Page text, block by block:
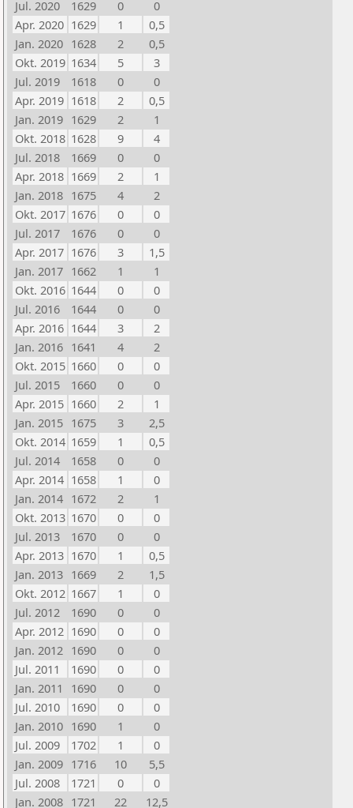
Jul. 2020
1629 0
0
Apr. 2020 1629 1
0,5
Jan. 2020 1628 2
0,5
Okt. 2019 1634 5
3
Jul. 2019
1618 0
0
Apr. 2019 1618 2
0,5
Jan. 2019 1629 2
1
Okt. 2018 1628 9
4
Jul. 2018
1669 0
0
Apr. 2018 1669 2
1
Jan. 2018 1675 4
2
Okt. 2017 1676 0
0
Jul. 2017
1676 0
0
Apr. 2017 1676 3
1,5
Jan. 2017 1662 1
1
Okt. 2016 1644 0
0
Jul. 2016
1644 0
0
Apr. 2016 1644 3
2
Jan. 2016 1641 4
2
Okt. 2015 1660 0
0
Jul. 2015
1660 0
0
Apr. 2015 1660 2
1
Jan. 2015 1675 3
2,5
Okt. 2014 1659 1
0,5
Jul. 2014
1658 0
0
Apr. 2014 1658 1
0
Jan. 2014 1672 2
1
Okt. 2013 1670 0
0
Jul. 2013
1670 0
0
Apr. 2013 1670 1
0,5
Jan. 2013 1669 2
1,5
Okt. 2012 1667 1
0
Jul. 2012
1690 0
0
Apr. 2012 1690 0
0
Jan. 2012 1690 0
0
Jul. 2011
1690 0
0
Jan. 2011
1690 0
0
Jul. 2010
1690 0
0
Jan. 2010 1690 1
0
Jul. 2009
1702 1
0
Jan. 2009 1716 10
5,5
Jul. 2008
1721 0
0
Jan. 2008 1721 22 12,5